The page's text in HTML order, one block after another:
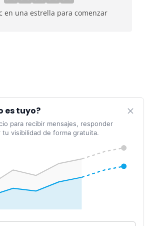
en una estrella para comenzar
es tuyo?
para recibir mensajes, responder
tu visibilidad de forma gratuita.